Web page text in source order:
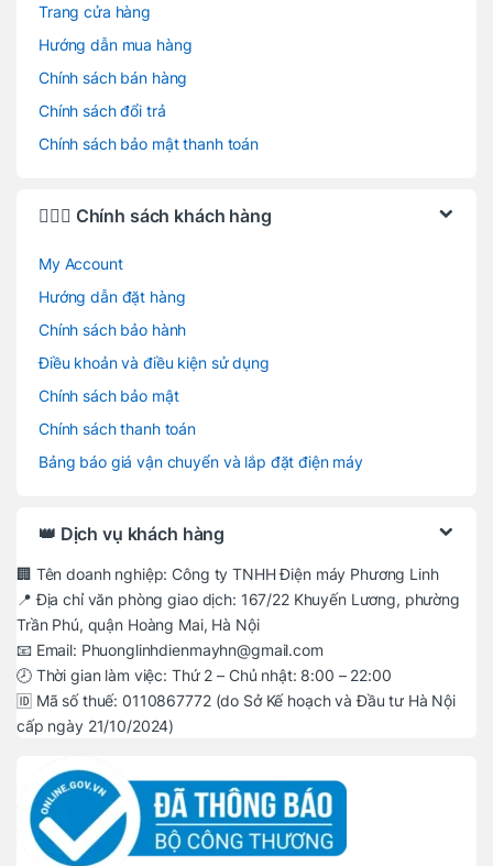
Trang cửa hàng
Hướng dẫn mua hàng
Chính sách bán hàng
Chính sách đổi trả
Chính sách bảo mật thanh toán
🙋🏻‍♂️ Chính sách khách hàng
My Account
Hướng dẫn đặt hàng
Chính sách bảo hành
Điều khoản và điều kiện sử dụng
Chính sách bảo mật
Chính sách thanh toán
Bảng báo giá vận chuyển và lắp đặt điện máy
👑 Dịch vụ khách hàng
🏢 Tên doanh nghiệp: Công ty TNHH Điện máy Phương Linh
📍 Địa chỉ văn phòng giao dịch: 167/22 Khuyến Lương, phường
Trần Phú, quận Hoàng Mai, Hà Nội
📧 Email: Phuonglinhdienmayhn@gmail.com
🕗 Thời gian làm việc: Thứ 2 – Chủ nhật: 8:00 – 22:00
🆔 Mã số thuế: 0110867772 (do Sở Kế hoạch và Đầu tư Hà Nội
cấp ngày 21/10/2024)